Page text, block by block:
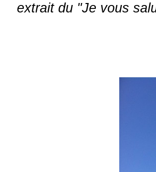
extrait du "Je vous